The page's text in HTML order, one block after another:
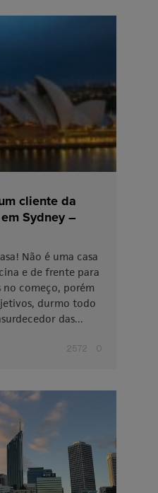
cliente da
Sydney –
Não é uma casa
e de frente para
começo, porém
durmo todo
das...
2572 0